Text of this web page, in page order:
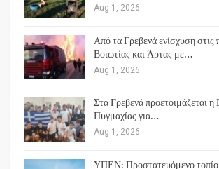
Aug 1, 2026
Από τα Γρεβενά ενίσχυση στις
Βοιωτίας και Άρτας με…
Aug 1, 2026
Στα Γρεβενά προετοιμάζεται
Πυγμαχίας για…
Aug 1, 2026
ΥΠΕΝ: Προστατευόμενο τοπίο